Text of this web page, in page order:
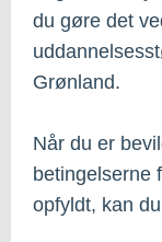
du gøre det
Grønland.
Når du er
betingelserne
opfyldt, kan